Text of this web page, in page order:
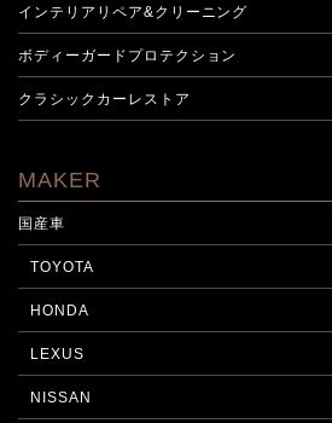
インテリアリペア&クリーニング
ボディーガードプロテクション
クラシックカーレストア
MAKER
国産車
TOYOTA
HONDA
LEXUS
NISSAN